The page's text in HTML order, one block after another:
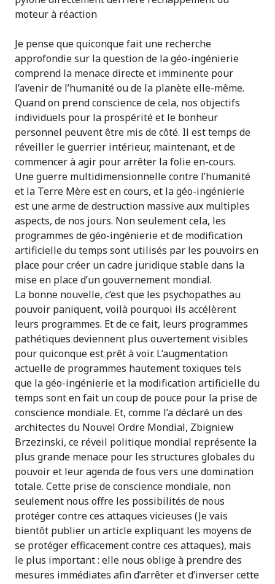
moteur à réaction
Je pense que quiconque fait une recherche
approfondie sur la question de la géo-ingénierie
comprend la menace directe et imminente pour
l’avenir de l’humanité ou de la planète elle-même.
Quand on prend conscience de cela, nos objectifs
individuels pour la prospérité et le bonheur
personnel peuvent être mis de côté. Il est temps de
réveiller le guerrier intérieur, maintenant, et de
commencer à agir pour arrêter la folie en-cours.
Une guerre multidimensionnelle contre l’humanité
et la Terre Mère est en cours, et la géo-ingénierie
est une arme de destruction massive aux multiples
aspects, de nos jours. Non seulement cela, les
programmes de géo-ingénierie et de modification
artificielle du temps sont utilisés par les pouvoirs en
place pour créer un cadre juridique stable dans la
mise en place d’un gouvernement mondial.
La bonne nouvelle, c’est que les psychopathes au
pouvoir paniquent, voilà pourquoi ils accélèrent
leurs programmes. Et de ce fait, leurs programmes
pathétiques deviennent plus ouvertement visibles
pour quiconque est prêt à voir. L’augmentation
actuelle de programmes hautement toxiques tels
que la géo-ingénierie et la modification artificielle du
temps sont en fait un coup de pouce pour la prise de
conscience mondiale. Et, comme l’a déclaré un des
architectes du Nouvel Ordre Mondial, Zbigniew
Brzezinski, ce réveil politique mondial représente la
plus grande menace pour les structures globales du
pouvoir et leur agenda de fous vers une domination
totale. Cette prise de conscience mondiale, non
seulement nous offre les possibilités de nous
protéger contre ces attaques vicieuses (Je vais
bientôt publier un article expliquant les moyens de
se protéger efficacement contre ces attaques), mais
le plus important : elle nous oblige à prendre des
mesures immédiates afin d’arrêter et d’inverser cette